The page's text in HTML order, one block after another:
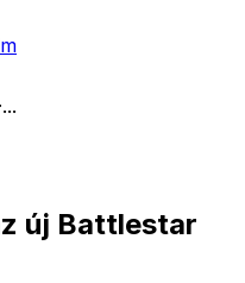
·...
új Battlestar